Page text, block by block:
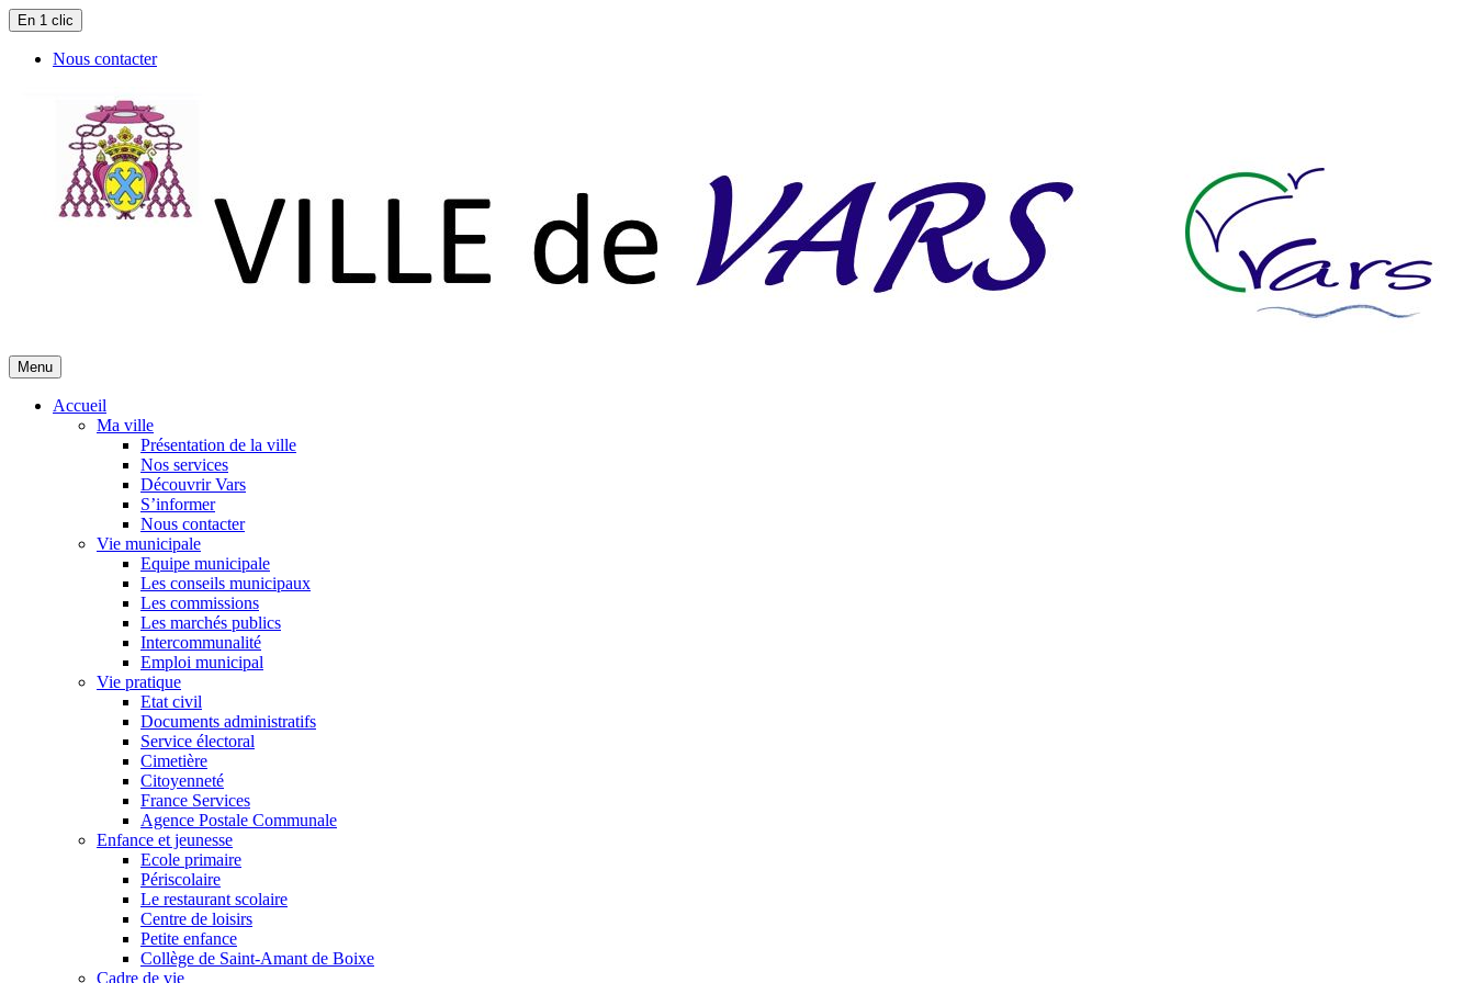
En 1 clic
Nous contacter
Menu
Accueil
Ma ville
Présentation de la ville
Nos services
Découvrir Vars
S’informer
Nous contacter
Vie municipale
Equipe municipale
Les conseils municipaux
Les commissions
Les marchés publics
Intercommunalité
Emploi municipal
Vie pratique
Etat civil
Documents administratifs
Service électoral
Cimetière
Citoyenneté
France Services
Agence Postale Communale
Enfance et jeunesse
Ecole primaire
Périscolaire
Le restaurant scolaire
Centre de loisirs
Petite enfance
Collège de Saint-Amant de Boixe
Cadre de vie